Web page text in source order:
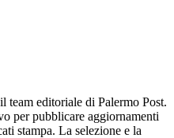
editoriale di Palermo Post.
per pubblicare aggiornamenti
stampa. La selezione e la